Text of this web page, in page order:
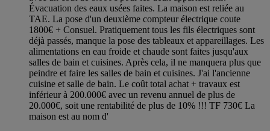
Évacuation des eaux usées faites. La maison est reliée au
TAE. La pose d'un deuxième compteur électrique coute
1800€ + Consuel. Pratiquement tous les fils électriques sont
déjà passés, manque la pose des tableaux et appareillages. Les
alimentations en eau froide et chaude sont faites jusqu'aux
salles de bain et cuisines. Après cela, il ne manquera plus que
peindre et faire les salles de bain et cuisines. J'ai l'ancienne
cuisine et salle de bain. Le coût total achat + travaux est
inférieur à 200.000€ avec un revenu annuel de plus de
20.000€, soit une rentabilité de plus de 10% !!! TF 730€ La
maison est au nom d'